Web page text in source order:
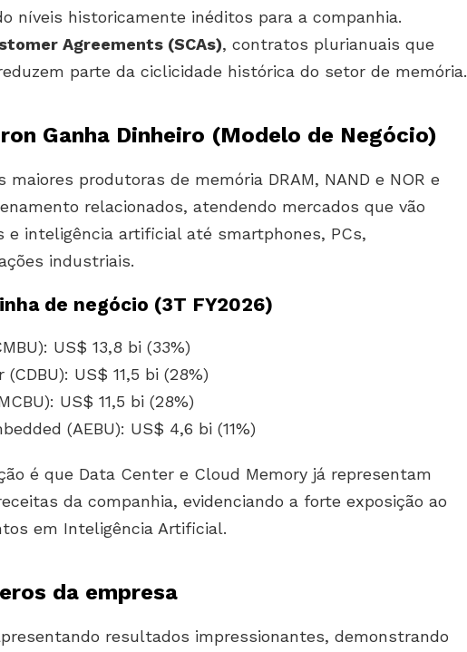
níveis historicamente inéditos para a companhia.
Agreements (SCAs), contratos plurianuais que
parte da ciclicidade histórica do setor de memória.
Ganha Dinheiro (Modelo de Negócio)
maiores produtoras de memória DRAM, NAND e NOR e
relacionados, atendendo mercados que vão
e inteligência artificial até smartphones, PCs,
industriais.
de negócio (3T FY2026)
US$ 13,8 bi (33%)
US$ 11,5 bi (28%)
US$ 11,5 bi (28%)
(AEBU): US$ 4,6 bi (11%)
é que Data Center e Cloud Memory já representam
da companhia, evidenciando a forte exposição ao
em Inteligência Artificial.
da empresa
resultados impressionantes, demonstrando